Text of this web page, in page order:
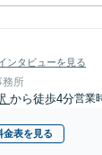
ンタビューを見る
務所
から徒歩4分営業
金表を見る